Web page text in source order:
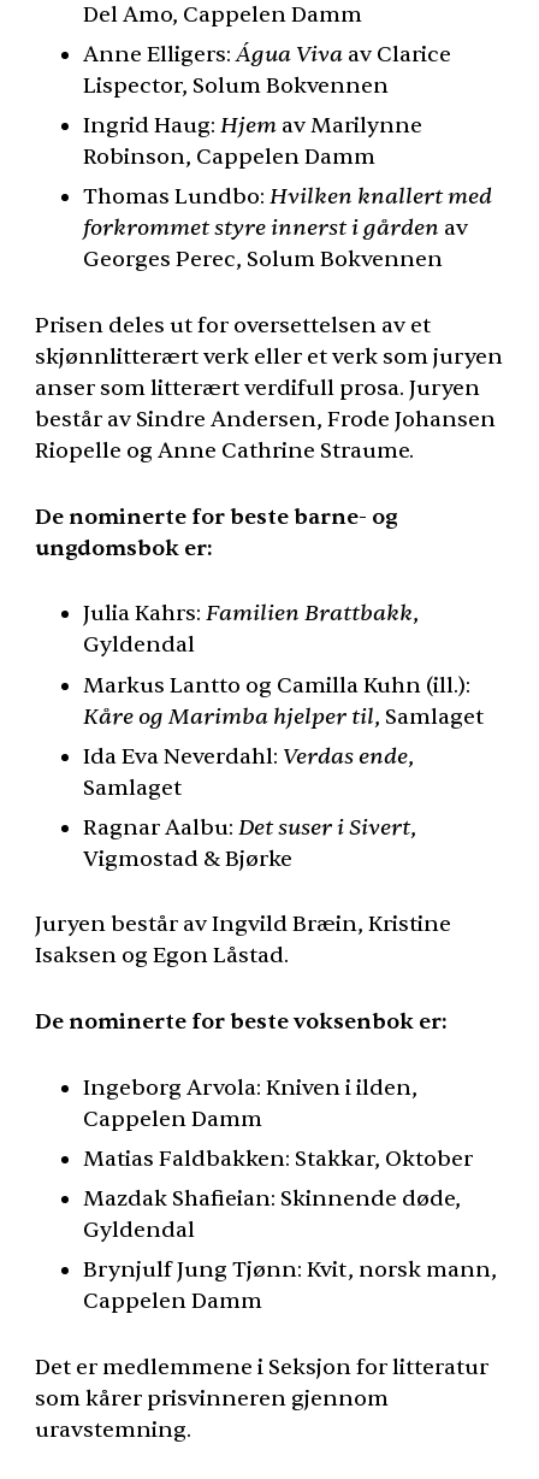
Del Amo, Cappelen Damm
Anne Elligers:Água Viva av Clarice
Lispector, Solum Bokvennen
Ingrid Haug: Hjemav Marilynne
Robinson, Cappelen Damm
Thomas Lundbo: Hvilken knallert med
forkrommet styre innerst i gården av
Georges Perec, Solum Bokvennen
Prisen deles ut for oversettelsen av et
skjønnlitterært verk eller et verk som juryen
anser som litterært verdifull prosa. Juryen
består av Sindre Andersen, Frode Johansen
Riopelle og Anne Cathrine Straume.
De nominerte for beste barne- og
ungdomsbok er:
Julia Kahrs: Familien Brattbakk,
Gyldendal
Markus Lantto og Camilla Kuhn (ill.):
Kåre og Marimba hjelper til, Samlaget
Ida Eva Neverdahl: Verdas ende,
Samlaget
Ragnar Aalbu: Det suser i Sivert,
Vigmostad & Bjørke
Juryen består av Ingvild Bræin, Kristine
Isaksen og Egon Låstad.
De nominerte for beste voksenbok er:
Ingeborg Arvola: Kniven i ilden,
Cappelen Damm
Matias Faldbakken: Stakkar, Oktober
Mazdak Shafieian: Skinnende døde,
Gyldendal
Brynjulf Jung Tjønn: Kvit, norsk mann,
Cappelen Damm
Det er medlemmene i Seksjon for litteratur
som kårer prisvinneren gjennom
uravstemning.